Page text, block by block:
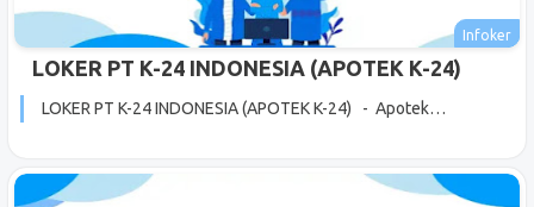
LOKER PT K-24 INDONESIA (APOTEK K-24)
LOKER PT K-24 INDONESIA (APOTEK K-24) - Apotek…